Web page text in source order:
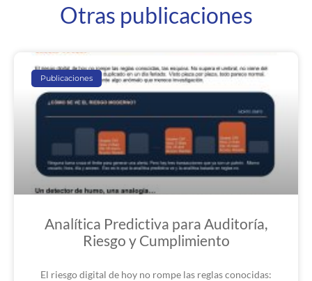
Otras publicaciones
Publicaciones
Analítica Predictiva para Auditoría,
Riesgo y Cumplimiento
El riesgo digital de hoy no rompe las reglas conocidas: